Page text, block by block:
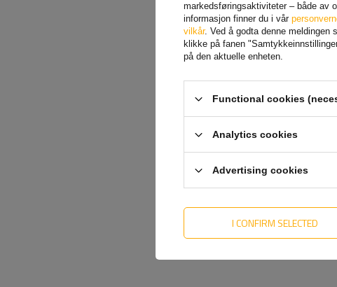
markedsføringsaktiviteter – både av
informasjon finner du i vår
vilkår. Ved å godta denne meldingen
klikke på fanen
på den aktuelle enheten.
Functional cookies
Analytics cookies
Advertising cookies
I CONFIRM SELECTED